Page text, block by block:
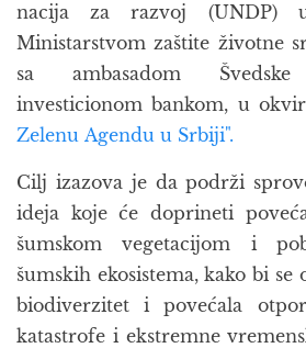
nacija za razvoj (UNDP)
Ministarstvom zaštite životne
sa ambasadom
investicionom bankom, u
Zelenu Agendu u Srbiji".
Cilj izazova je da podrži
ideja koje će doprineti
šumskom vegetacijom i
šumskih ekosistema, kako bi
biodiverzitet i povećala
katastrofe i ekstremne